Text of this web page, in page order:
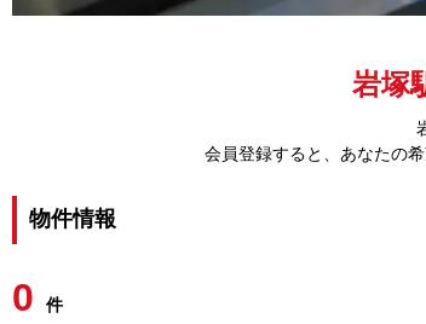
岩塚
会員登録すると、あなたの
物件情報
0 件